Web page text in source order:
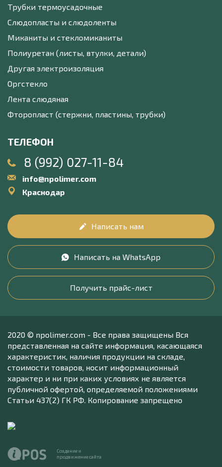
Трубки термоусадочные
Слюдопласты и слюдоленты
Миканиты и стекломиканиты
Полиуретан (листы, втулки, детали)
Другая электроизоляция
Оргстекло
Лента слюдяная
Фторопласт (стержни, пластины, трубки)
ТЕЛЕФОН
8 (992) 027-11-84
info@npolimer.com
Краснодар
Написать нам
Написать на WhatsApp
Получить прайс-лист
2020 © npolimer.com - Все права защищены Вся
представленная на сайте информация, касающаяся
характеристик, наличия продукции на складе,
стоимости товаров, носит информационный
характер и ни при каких условиях не является
публичной офертой, определяемой положениями
Статьи 437(2) ГК РФ. Копирование запрещено
Создание и
продвижение сайта